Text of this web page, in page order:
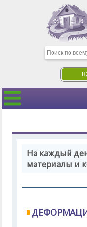
На каждый
материалы и